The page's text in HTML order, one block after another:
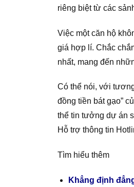
riêng biệt từ các
Việc một căn hộ
giá hợp lí. Chắc
nhất, mang đến
Có thể nói, với
đồng tiền bát gạo”
thể tin tưởng dự án
Hỗ trợ thông tin
Tìm hiểu thêm
Khẳng định